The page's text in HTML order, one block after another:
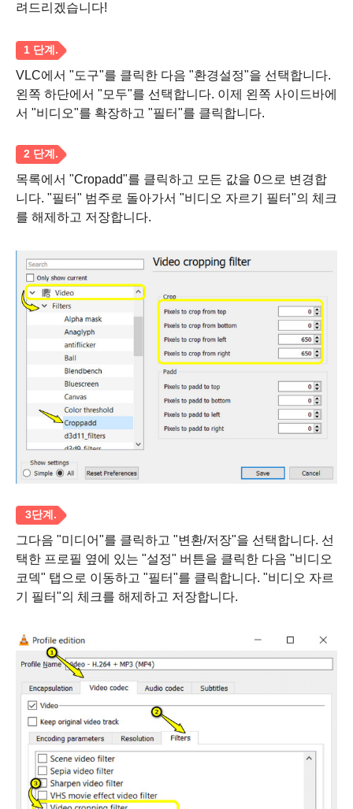
려드리겠습니다!
1 단계.
VLC에서 "도구"를 클릭한 다음 "환경설정"을 선택합니다.
왼쪽 하단에서 "모두"를 선택합니다. 이제 왼쪽 사이드바에
서 "비디오"를 확장하고 "필터"를 클릭합니다.
2 단계.
목록에서 "Cropadd"를 클릭하고 모든 값을 0으로 변경합
니다. "필터" 범주로 돌아가서 "비디오 자르기 필터"의 체크
를 해제하고 저장합니다.
그다음 "미디어"를 클릭하고 "변환/저장"을 선택합니다. 선
택한 프로필 옆에 있는 "설정" 버튼을 클릭한 다음 "비디오
코덱" 탭으로 이동하고 "필터"를 클릭합니다. "비디오 자르
기 필터"의 체크를 해제하고 저장합니다.